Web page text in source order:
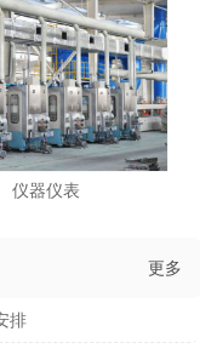
仪器仪表
更多
排